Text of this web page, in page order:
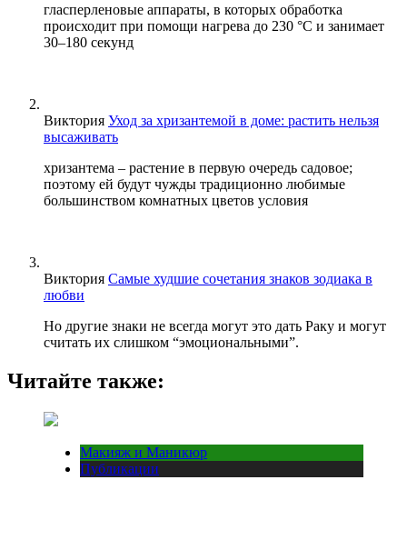
гласперленовые аппараты, в которых обработка
происходит при помощи нагрева до 230 °С и занимает
30–180 секунд
Виктория Уход за хризантемой в доме: растить нельзя
высаживать
хризантема – растение в первую очередь садовое;
поэтому ей будут чужды традиционно любимые
большинством комнатных цветов условия
Виктория Самые худшие сочетания знаков зодиака в
любви
Но другие знаки не всегда могут это дать Раку и могут
считать их слишком “эмоциональными”.
Читайте также:
Макияж и Маникюр
Публикации